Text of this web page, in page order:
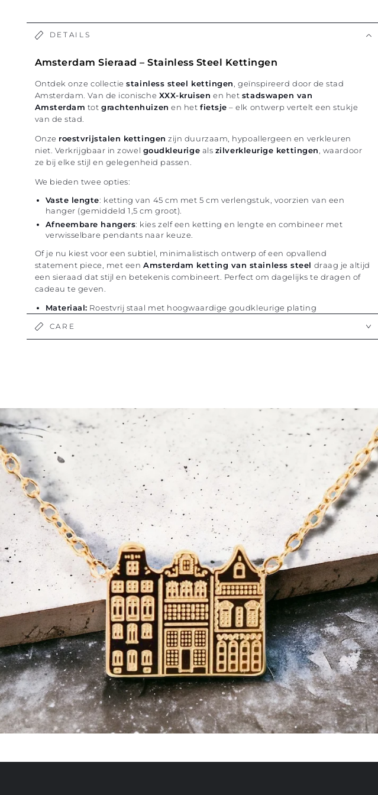
DETAILS
Amsterdam Sieraad – Stainless Steel Kettingen
Ontdek onze collectiestainless steel kettingen, geïnspireerd door de stad
Amsterdam. Van de iconische XXX-kruisen en het stadswapen van
Amsterdam totgrachtenhuizen en het fietsje – elk ontwerp vertelt een stukje
van de stad.
Onze roestvrijstalen kettingen zijn duurzaam, hypoallergeen en verkleuren
niet. Verkrijgbaar in zowel goudkleurige als zilverkleurige kettingen , waardoor
ze bij elke stijl en gelegenheid passen.
We bieden twee opties:
Vaste lengte: ketting van 45 cm met 5 cm verlengstuk, voorzien van een
hanger (gemiddeld 1,5 cm groot).
Afneembare hangers: kies zelf een ketting en lengte en combineer met
verwisselbare pendants naar keuze.
Of je nu kiest voor een subtiel, minimalistisch ontwerp of een opvallend
statement piece, met een Amsterdam ketting van stainless steel draag je altijd
een sieraad dat stijl en betekenis combineert. Perfect om dagelijks te dragen of
cadeau te geven.
Materiaal: Roestvrij staal met hoogwaardige goudkleurige plating
CARE